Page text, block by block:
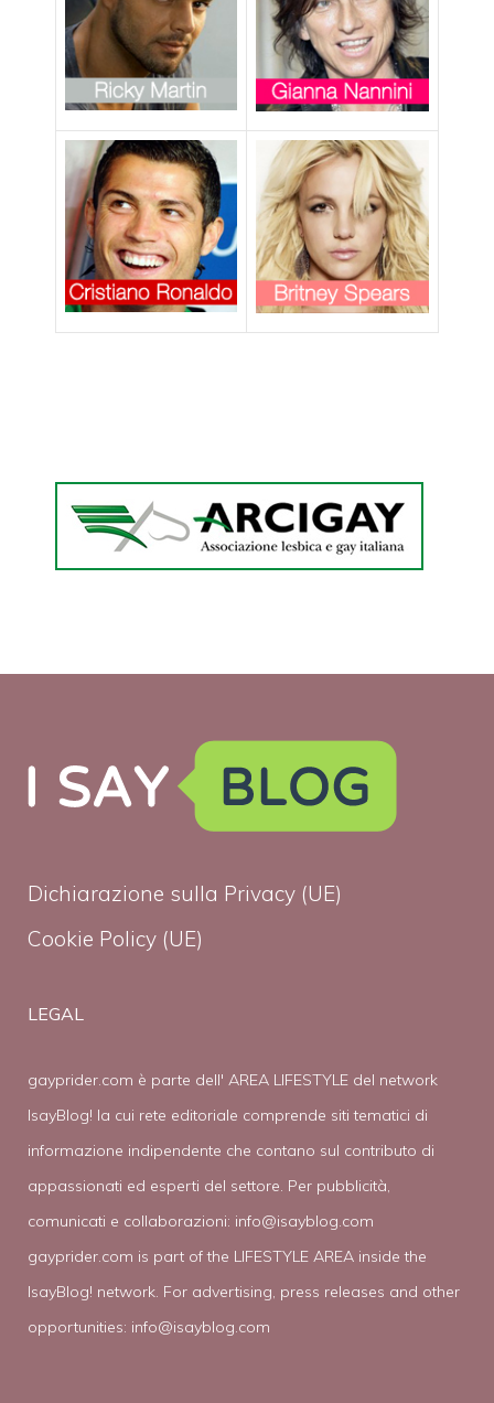
Dichiarazione sulla Privacy (UE)
Cookie Policy (UE)
LEGAL
gayprider.com è parte dell' AREA LIFESTYLE del network
IsayBlog! la cui rete editoriale comprende siti tematici di
informazione indipendente che contano sul contributo di
appassionati ed esperti del settore. Per pubblicità,
comunicati e collaborazioni: info@isayblog.com
gayprider.com is part of the LIFESTYLE AREA inside the
IsayBlog! network. For advertising, press releases and other
opportunities: info@isayblog.com